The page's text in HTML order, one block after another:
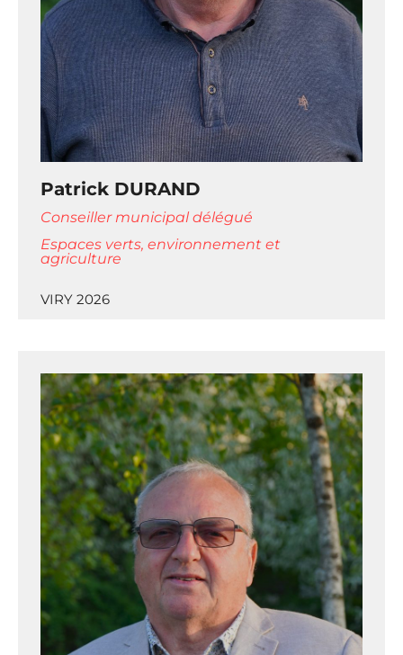
Patrick DURAND
Conseiller municipal délégué
Espaces verts, environnement et
agriculture
VIRY 2026